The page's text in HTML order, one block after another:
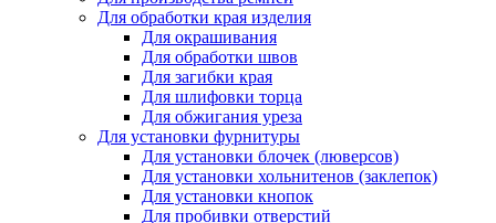
Для обработки края изделия
Для окрашивания
Для обработки швов
Для загибки края
Для шлифовки торца
Для обжигания уреза
Для установки фурнитуры
Для установки блочек (люверсов)
Для установки хольнитенов (заклепок)
Для установки кнопок
Для пробивки отверстий